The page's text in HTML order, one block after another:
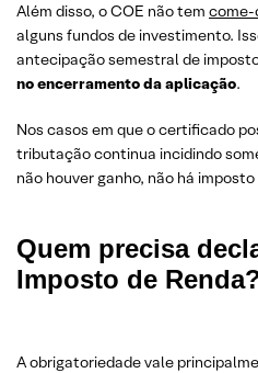
Além disso, o COE não tem
alguns fundos de investimento.
antecipação semestral de
no encerramento da aplicação.
Nos casos em que o certificado
tributação continua incidindo
não houver ganho, não há imposto
Quem precisa
Imposto de
A obrigatoriedade vale